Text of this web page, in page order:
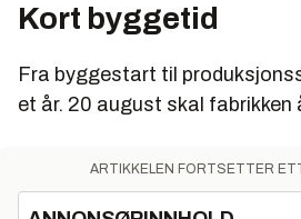
Kort byggetid
Fra byggestart til
et år. 20 august skal fabrikken
ARTIKKELEN FORTSETTER